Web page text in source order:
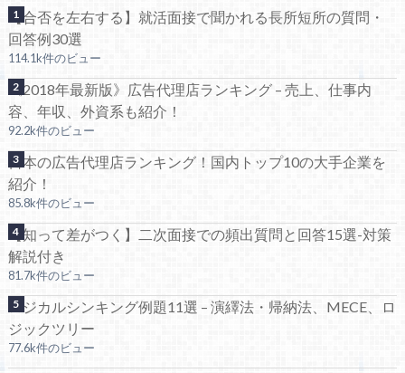
【合否を左右する】就活面接で聞かれる長所短所の質問・
回答例30選
114.1k件のビュー
《2018年最新版》広告代理店ランキング – 売上、仕事内
容、年収、外資系も紹介！
92.2k件のビュー
日本の広告代理店ランキング！国内トップ10の大手企業を
紹介！
85.8k件のビュー
【知って差がつく】二次面接での頻出質問と回答15選-対策
解説付き
81.7k件のビュー
ロジカルシンキング例題11選 – 演繹法・帰納法、MECE、ロ
ジックツリー
77.6k件のビュー